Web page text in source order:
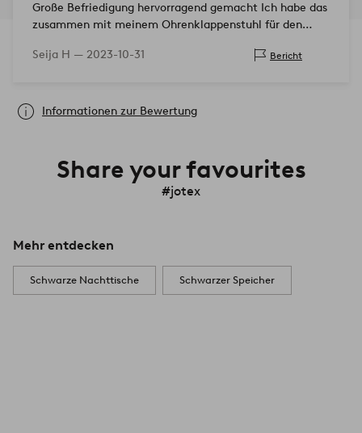
Große Befriedigung hervorragend gemacht Ich habe das
zusammen mit meinem Ohrenklappenstuhl für den
Seija H — 2023-10-31 Bericht
Informationen zur Bewertung
Share your favourites
#jotex
Mehr entdecken
Schwarze Nachttische Schwarzer Speicher